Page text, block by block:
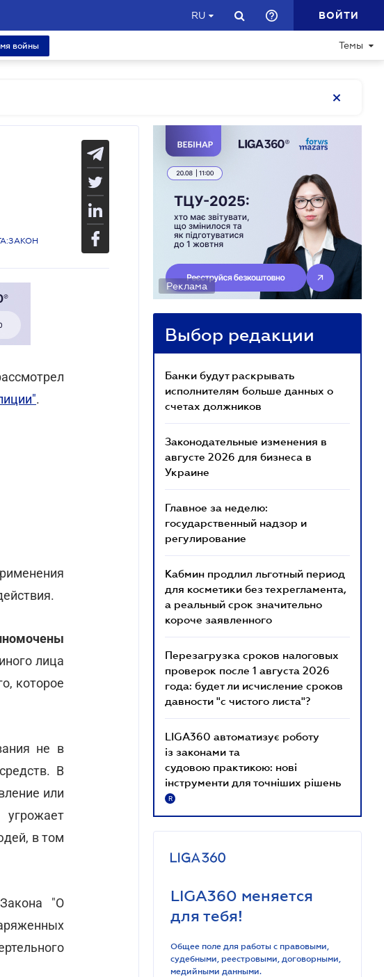
RU ВОЙТИ
войны Темы
.
лица
которое
не в
В
или
в том
"О
Реклама
Выбор редакции
Банки будут раскрывать
исполнителям больше данных о
счетах должников
Законодательные изменения в
августе 2026 для бизнеса в
Украине
Главное за неделю:
государственный надзор и
регулирование
Кабмин продлил льготный период
для косметики без техрегламента,
а реальный срок значительно
короче заявленного
Перезагрузка сроков налоговых
проверок после 1 августа 2026
года: будет ли исчисление сроков
давности "с чистого листа"?
LIGA360 автоматизує роботу
із законами та
судовою практикою: нові
інструменти для точніших рішень
R
LIGA360 меняется
для тебя!
Общее поле для работы с правовыми,
судебными, реестровыми, договорными,
медийными данными.